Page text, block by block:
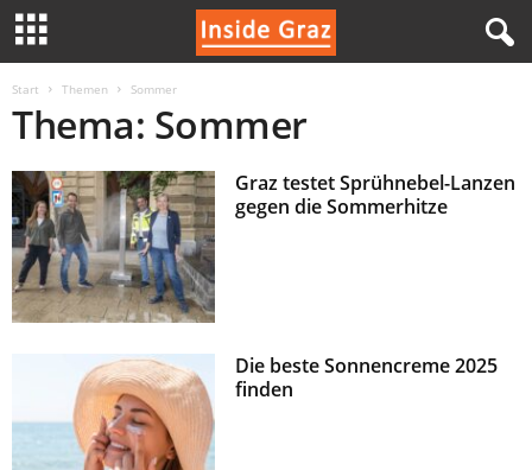
Start Themen Sommer
Thema: Sommer
Graz testet Sprühnebel-Lanzen
gegen die Sommerhitze
Die beste Sonnencreme 2025
finden